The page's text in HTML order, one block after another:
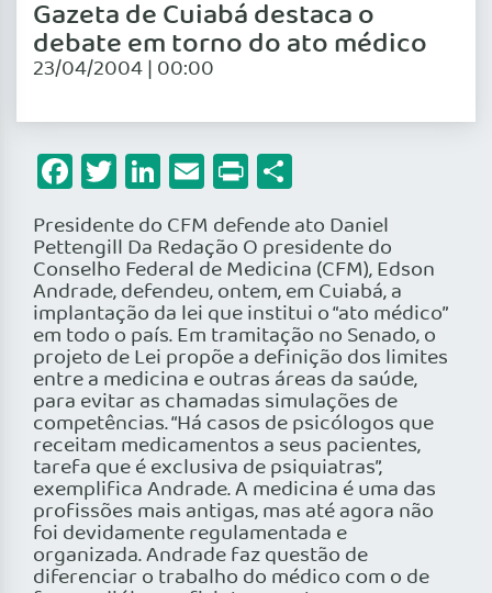
Gazeta de Cuiabá destaca o
debate em torno do ato médico
23/04/2004 | 00:00
Facebook
Twitter
LinkedIn
Email
Print
Presidente do CFM defende ato Daniel
Pettengill Da Redação O presidente do
Conselho Federal de Medicina (CFM), Edson
Andrade, defendeu, ontem, em Cuiabá, a
implantação da lei que institui o “ato médico”
em todo o país. Em tramitação no Senado, o
projeto de Lei propõe a definição dos limites
entre a medicina e outras áreas da saúde,
para evitar as chamadas simulações de
competências. “Há casos de psicólogos que
receitam medicamentos a seus pacientes,
tarefa que é exclusiva de psiquiatras”,
exemplifica Andrade. A medicina é uma das
profissões mais antigas, mas até agora não
foi devidamente regulamentada e
organizada. Andrade faz questão de
diferenciar o trabalho do médico com o de